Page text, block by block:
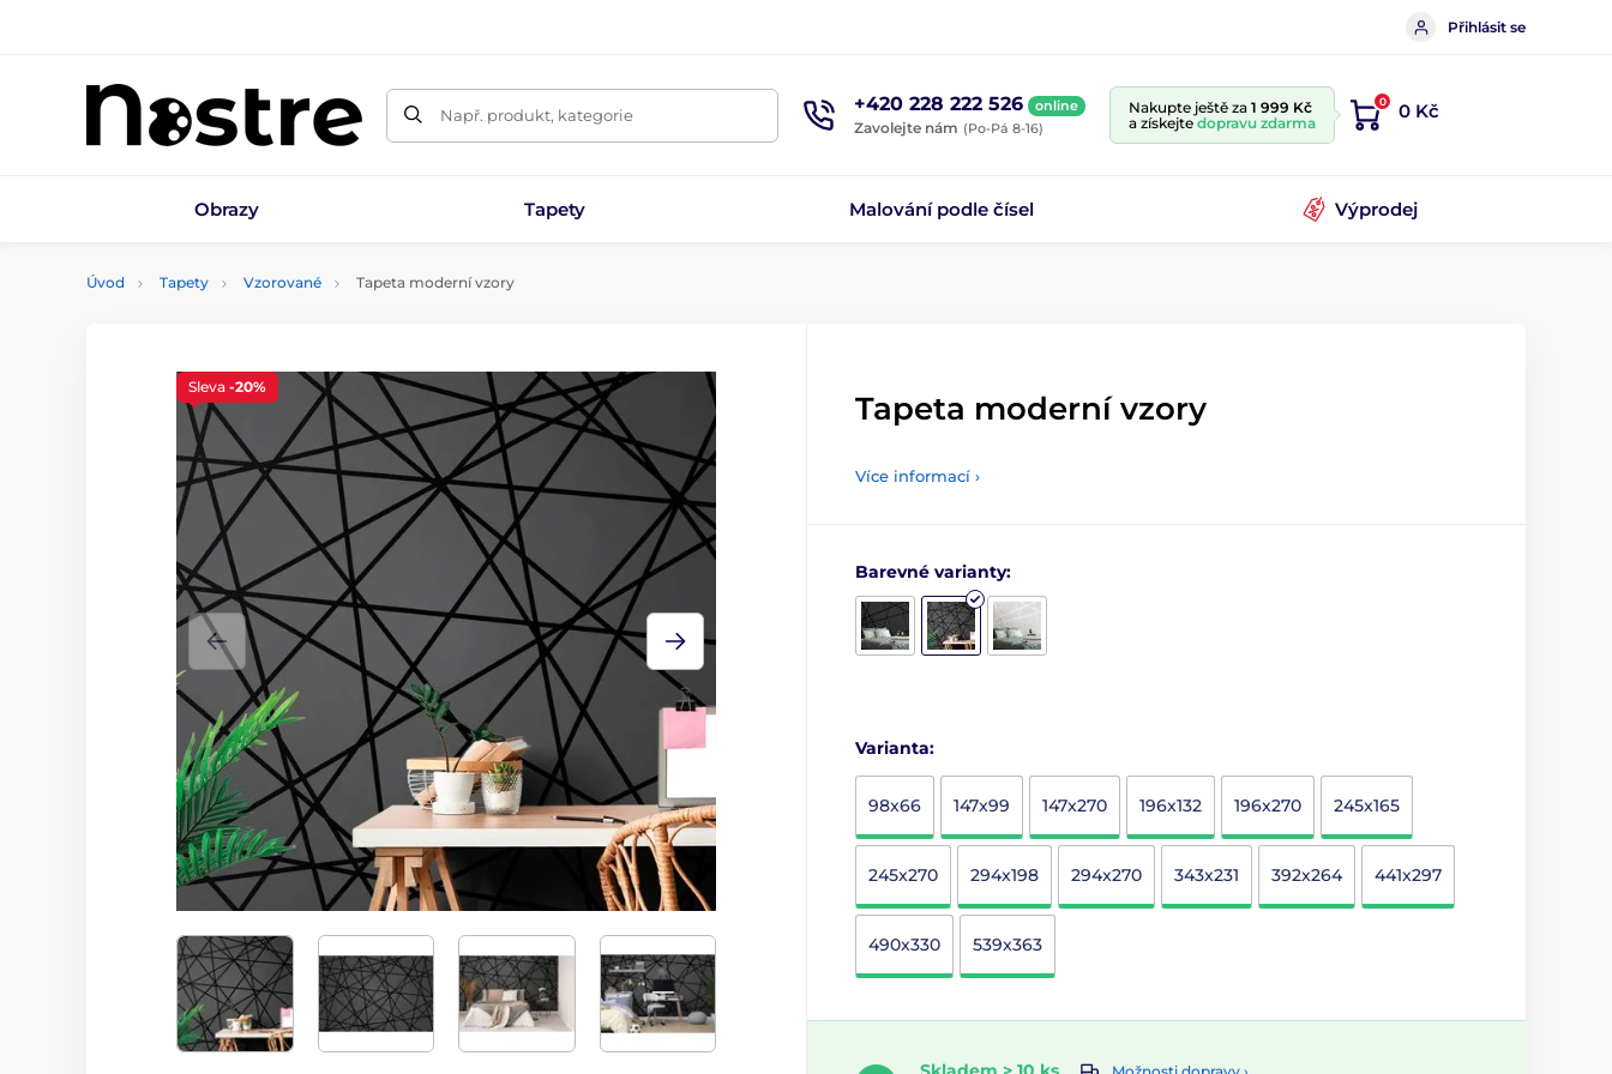
Přihlásit se
Např. produkt, kategorie +420 228 222 526 online
Zavolejte nám (Po-Pá 8-16)
Nakupte ještě za 1 999 Kč
a získejte dopravu zdarma
0 0 Kč
Obrazy Tapety Malování podle čísel Výprodej
Úvod Tapety Vzorované Tapeta moderní vzory
Sleva -20%
Tapeta moderní vzory
Více informací ›
Barevné varianty:
Varianta:
98x66 147x99 147x270 196x132 196x270 245x165
245x270 294x198 294x270 343x231 392x264 441x297
490x330 539x363